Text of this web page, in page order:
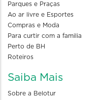
Parques e Praças
Ao ar livre e Esportes
Compras e Moda
Para curtir com a familia
Perto de BH
Roteiros
Saiba Mais
Sobre a Belotur